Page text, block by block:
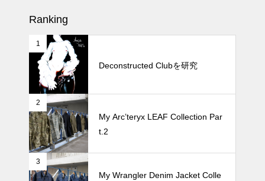
oyamaでメンテナンス 2026
プ 2026
Ranking
1
Deconstructed Clubを研究
2
My Arc’teryx LEAF Collection Par
t.2
3
My Wrangler Denim Jacket Colle